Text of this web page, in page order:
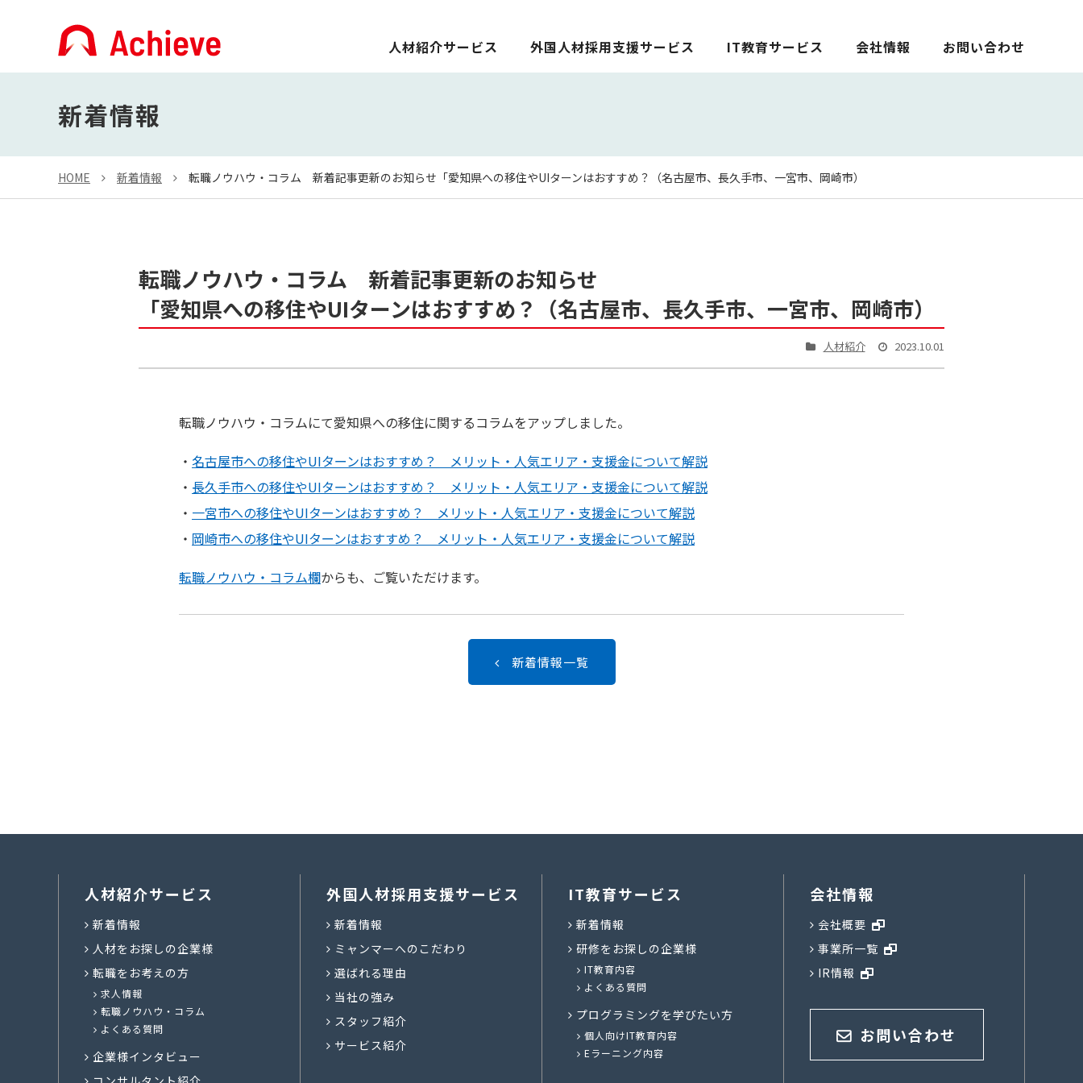
人材紹介サービス 外国人材採用支援サービス IT教育サービス 会社情報 お問い合わせ
新着情報
HOME 新着情報 転職ノウハウ・コラム 新着記事更新のお知らせ「愛知県への移住やUIターンはおすすめ？（名古屋市、長久手市、一宮市、岡崎市）
転職ノウハウ・コラム 新着記事更新のお知らせ
「愛知県への移住やUIターンはおすすめ？（名古屋市、長久手市、一宮市、岡崎市）
人材紹介 2023.10.01
転職ノウハウ・コラムにて愛知県への移住に関するコラムをアップしました。
・ 名古屋市への移住やUIターンはおすすめ？ メリット・人気エリア・支援金について解説
・ 長久手市への移住やUIターンはおすすめ？ メリット・人気エリア・支援金について解説
・ 一宮市への移住やUIターンはおすすめ？ メリット・人気エリア・支援金について解説
・ 岡崎市への移住やUIターンはおすすめ？ メリット・人気エリア・支援金について解説
転職ノウハウ・コラム欄からも、ご覧いただけます。
新着情報一覧
人材紹介サービス
新着情報
人材をお探しの企業様
転職をお考えの方
求人情報
転職ノウハウ・コラム
よくある質問
企業様インタビュー
外国人材採用支援サービス
新着情報
ミャンマーへのこだわり
選ばれる理由
当社の強み
スタッフ紹介
サービス紹介
IT教育サービス
新着情報
研修をお探しの企業様
IT教育内容
よくある質問
プログラミングを学びたい方
個人向けIT教育内容
Eラーニング内容
会社情報
会社概要
事業所一覧
IR情報
お問い合わせ